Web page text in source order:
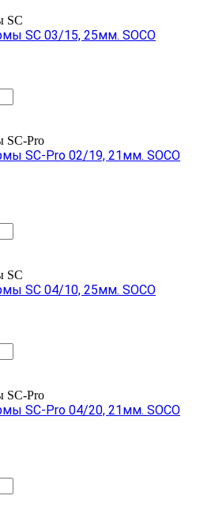
SC
SC 03/15, 25мм. SOCO
SC-Pro
SC-Pro 02/19, 21мм. SOCO
SC
SC 04/10, 25мм. SOCO
SC-Pro
SC-Pro 04/20, 21мм. SOCO